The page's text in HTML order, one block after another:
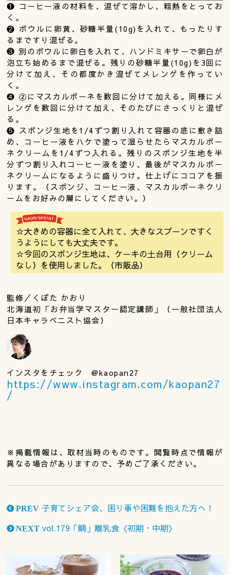
❶ コーヒー液の材料を、混ぜて溶かし、粗熱をとってお
く。
❷ ボウルに卵黄、砂糖半量(10g)を入れて、もったりす
るまですり混ぜる。
❸ 別のボウルに卵白を入れて、ハンドミキサーで卵白が
泡立ち始めるまで混ぜる。残りの砂糖半量(10g)を3回に
分けて加え、その都度かき混ぜてメレンゲを作ってい
く。
❹ ②にマスカルポーネを数回に分けて加える。同様にメ
レンゲを数回に分けて加え、そのたびにさっくりと混ぜ
る。
❺ スポンジ生地を1/4ずつ割り入れて容器の底に敷き詰
め、コーヒー液をハケで塗って湿らせたらマスカルポー
ネクリームを1/4ずつ入れる。残りのスポンジ生地を半
分ずつ割り入れコーヒー液を塗り、最後がマスカルポー
ネクリームになるように盛りつけ。仕上げにココアを振
ります。（スポンジ、コーヒー液、マスカルポーネクリ
ームをお好みの層にしてください。）
☆大きめの容器に全て入れて、大きなスプーンですく
うようにしても大丈夫です。
☆今回のスポンジ生地は、ケーキの土台用（クリーム
なし）を使用しました。（市販品）
監修／くぼた かおり
北海道初「お弁当学マスター認定講師」（一般社団法人
日本キャラベニスト協会）
インスタをチェック @kaopan27
https://www.instagram.com/kaopan27
/
※掲載情報は、取材当時のものです。閲覧時点で情報が
異なる場合がありますので、予めご了承ください。
PREV 子育てシェア会、困り事や困難を抱えた方へ！
NEXT vol.179「鯛」離乳食〈初期・中期〉